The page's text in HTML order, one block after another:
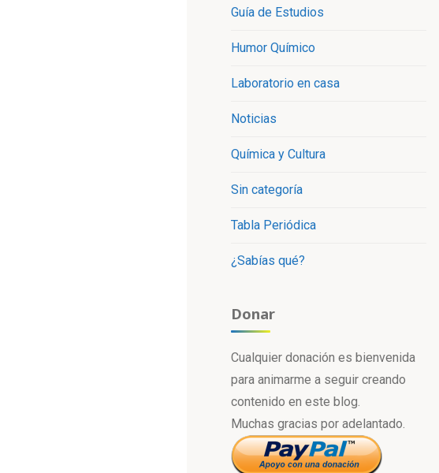
Guía de Estudios
Humor Químico
Laboratorio en casa
Noticias
Química y Cultura
Sin categoría
Tabla Periódica
¿Sabías qué?
Donar
Cualquier donación es bienvenida
para animarme a seguir creando
contenido en este blog.
Muchas gracias por adelantado.